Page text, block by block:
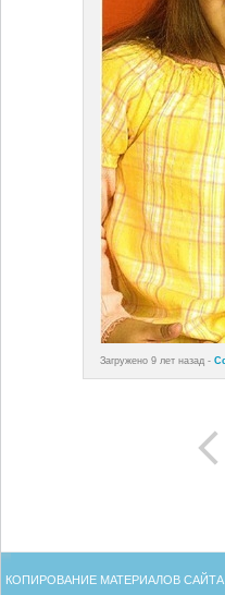
Загружено 9 лет назад -
КОПИРОВАНИЕ МАТЕРИАЛОВ